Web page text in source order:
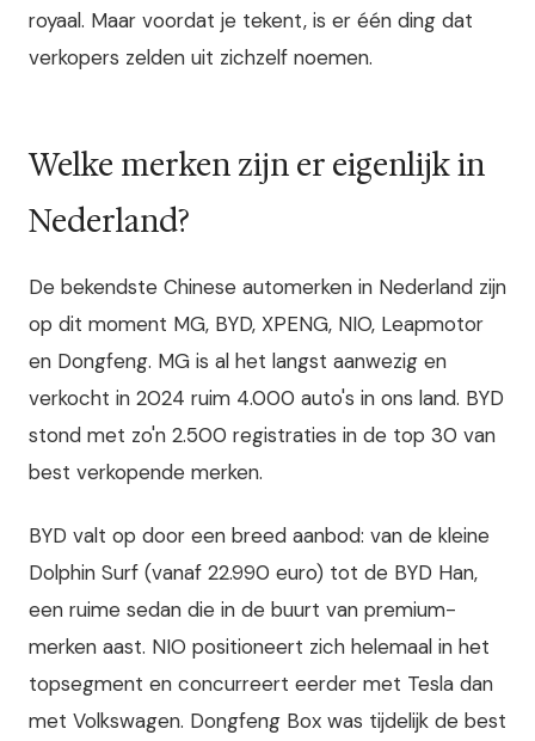
royaal. Maar voordat je tekent, is er één ding dat
verkopers zelden uit zichzelf noemen.
Welke merken zijn er eigenlijk in
Nederland?
De bekendste Chinese automerken in Nederland zijn
op dit moment MG, BYD, XPENG, NIO, Leapmotor
en Dongfeng. MG is al het langst aanwezig en
verkocht in 2024 ruim 4.000 auto's in ons land. BYD
stond met zo'n 2.500 registraties in de top 30 van
best verkopende merken.
BYD valt op door een breed aanbod: van de kleine
Dolphin Surf (vanaf 22.990 euro) tot de BYD Han,
een ruime sedan die in de buurt van premium-
merken aast. NIO positioneert zich helemaal in het
topsegment en concurreert eerder met Tesla dan
met Volkswagen. Dongfeng Box was tijdelijk de best